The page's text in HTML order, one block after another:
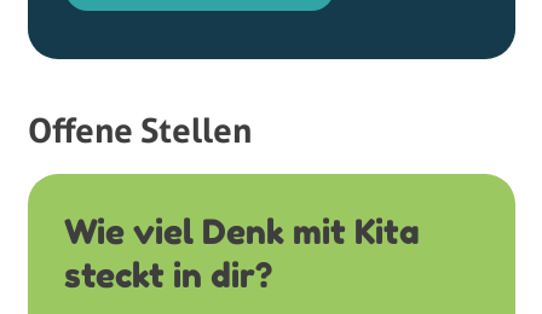
Offene Stellen
Wie viel Denk mit Kita
steckt in dir?